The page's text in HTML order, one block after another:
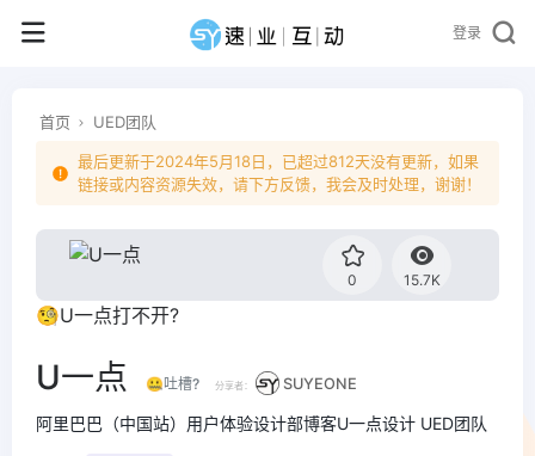
登录
首页 UED团队
最后更新于2024年5月18日，已超过812天没有更新，如果
链接或内容资源失效，请下方反馈，我会及时处理，谢谢！
0 15.7K
🧐U一点打不开?
U一点 🤐吐槽? 分享者： SUYEONE
阿里巴巴（中国站）用户体验设计部博客U一点设计 UED团队